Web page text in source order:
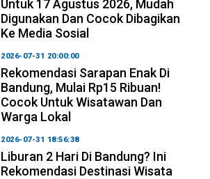
Untuk 17 Agustus 2026, Mudah
Digunakan Dan Cocok Dibagikan
Ke Media Sosial
2026-07-31 20:00:00
Rekomendasi Sarapan Enak Di
Bandung, Mulai Rp15 Ribuan!
Cocok Untuk Wisatawan Dan
Warga Lokal
2026-07-31 18:56:38
Liburan 2 Hari Di Bandung? Ini
Rekomendasi Destinasi Wisata